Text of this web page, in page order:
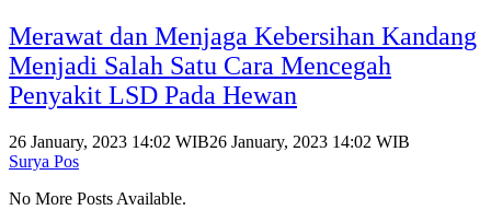
Merawat dan Menjaga Kebersihan Kandang
Menjadi Salah Satu Cara Mencegah
Penyakit LSD Pada Hewan
26 January, 2023 14:02 WIB26 January, 2023 14:02 WIB
Surya Pos
No More Posts Available.